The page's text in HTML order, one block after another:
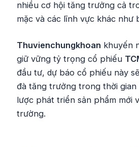
nhiều cơ hội tăng trưởng cả
mặc và các lĩnh vực khác như
Thuvienchungkhoan khuyến
giữ vững tỷ trọng cổ phiếu
đầu tư, dự báo cổ phiếu này
đà tăng trưởng trong thời gian
lược phát triển sản phẩm mới
trường.